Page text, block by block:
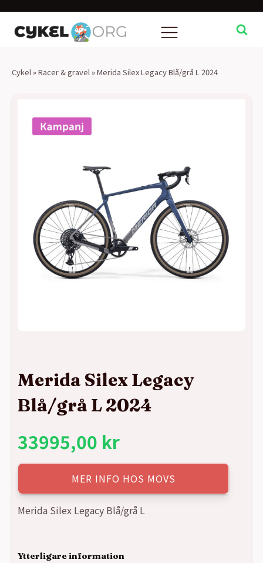
Cykel »Racer & gravel »Merida Silex Legacy Blå/grå L 2024
Merida Silex Legacy
Blå/grå L 2024
33995,00 kr
MER INFO HOS MOVS
Merida Silex Legacy Blå/grå L
Ytterligare information